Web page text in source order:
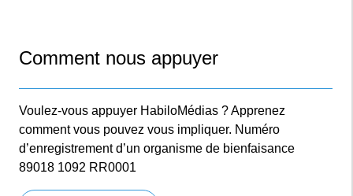
Comment nous appuyer
Voulez-vous appuyer HabiloMédias ? Apprenez
comment vous pouvez vous impliquer. Numéro
d’enregistrement d’un organisme de bienfaisance
89018 1092 RR0001